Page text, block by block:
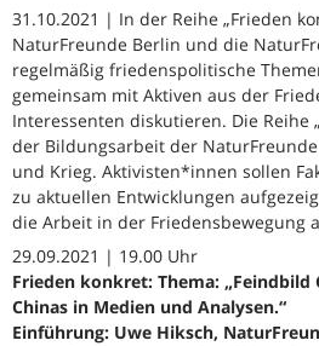
31.10.2021 | In der Reihe „Frieden
NaturFreunde Berlin und die
regelmäßig friedenspolitische
gemeinsam mit Aktiven aus der
Interessenten diskutieren. Die Reihe
der Bildungsarbeit der
und Krieg. Aktivisten*innen sollen
zu aktuellen Entwicklungen
die Arbeit in der Friedensbewegung
29.09.2021 | 19.00 Uhr
Frieden konkret: Thema: „Feindbild
Chinas in Medien und Analysen.“
Einführung: Uwe Hiksch,